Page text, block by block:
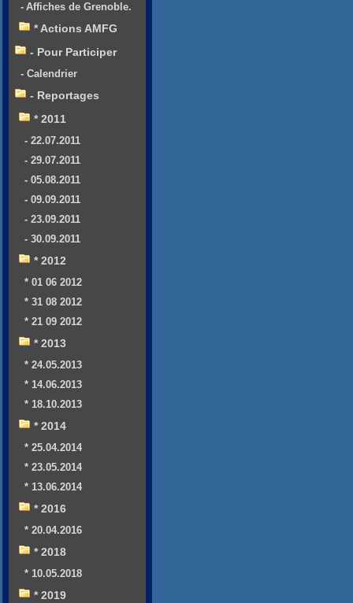
- Affiches de Grenoble.
* Actions AMFG
- Pour Participer
- Calendrier
- Reportages
* 2011
- 22.07.2011
- 29.07.2011
- 05.08.2011
- 09.09.2011
- 23.09.2011
- 30.09.2011
* 2012
* 01 06 2012
* 31 08 2012
* 21 09 2012
* 2013
* 24.05.2013
* 14.06.2013
* 18.10.2013
* 2014
* 25.04.2014
* 23.05.2014
* 13.06.2014
* 2016
* 20.04.2016
* 2018
* 10.05.2018
* 2019